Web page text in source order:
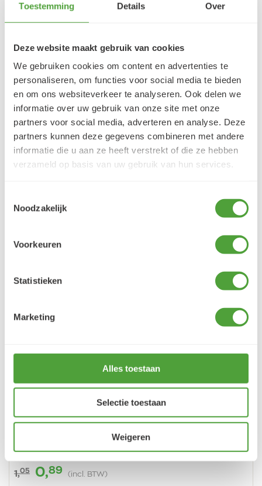
Toestemming Details Over
Deze website maakt gebruik van cookies
We gebruiken cookies om content en advertenties te
personaliseren, om functies voor social media te bieden
en om ons websiteverkeer te analyseren. Ook delen we
informatie over uw gebruik van onze site met onze
partners voor social media, adverteren en analyse. Deze
partners kunnen deze gegevens combineren met andere
informatie die u aan ze heeft verstrekt of die ze hebben
verzameld op basis van uw gebruik van hun services.
Noodzakelijk
Voorkeuren
Statistieken
Marketing
Alles toestaan
Selectie toestaan
Weigeren
Danielle ROCH
Je cherche un magasin pour mes peintureet
LEES MEER
Bruynzeel Design Aquarel 71 Zuurstok Roze Potlood
1,05 0,89 (incl. BTW)